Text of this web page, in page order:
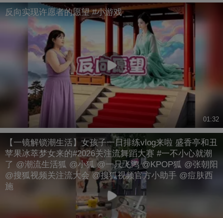
反向实现许愿者的愿望 #小游戏
01:32
【一镜解锁潮生活】女孩子一日排练vlog来啦 盛香亭和丑
苹果冰萃梦女来的#2026关注流舞蹈大赛 #一不小心就潮
了 @潮流生活狐 @小狐 @一只飞鸿 @KPOP狐 @张朝阳
@搜狐视频关注流大会 @搜狐视频官方小助手 @痘肤西
施